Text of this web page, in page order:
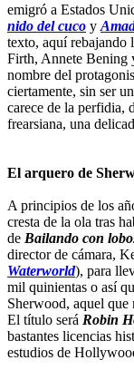
emigró a Estados
nido del cuco y
texto, aquí rebajando
Firth, Annete Bening
nombre del
ciertamente, sin ser
carece de la perfidia,
frearsiana, una
El arquero de
A principios de los
cresta de la ola tras
de Bailando con
director de cámara,
Waterworld), para
mil quinientas o así
Sherwood, aquel
El título será Robin
bastantes licencias
estudios de